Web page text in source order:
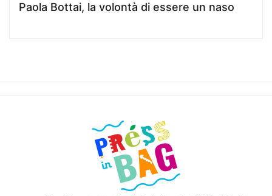
Paola Bottai, la volontà di essere un naso